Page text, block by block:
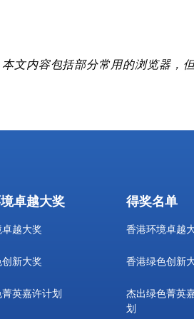
文内容包括部分常用的浏览器，
卓越大奖
越大奖
新大奖
英嘉许计划
得奖名单
香港环境卓越
香港绿色创新
杰出绿色菁英
划